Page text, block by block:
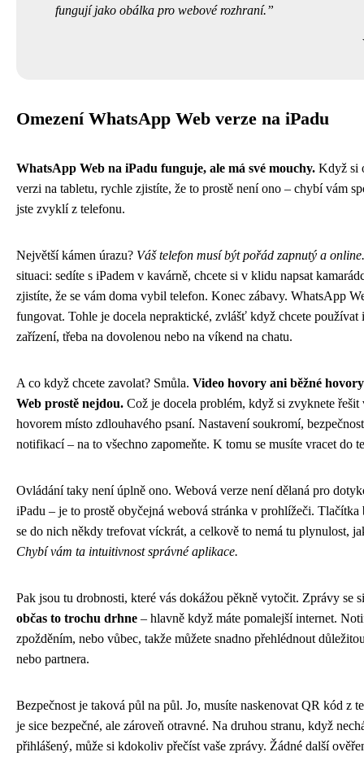
fungují jako obálka pro webové rozhraní.
Omezení WhatsApp Web verze na iPadu
WhatsApp Web na iPadu funguje, ale má své mouchy. Když si
verzi na tabletu, rychle zjistíte, že to prostě není ono – chybí vám
jste zvyklí z telefonu.
Největší kámen úrazu? Váš telefon musí být pořád zapnutý a online.
situaci: sedíte s iPadem v kavárně, chcete si v klidu napsat
zjistíte, že se vám doma vybil telefon. Konec zábavy. WhatsApp
fungovat. Tohle je docela nepraktické, zvlášť když chcete používat
zařízení, třeba na dovolenou nebo na víkend na chatu.
A co když chcete zavolat? Smůla. Video hovory ani běžné
Web prostě nejdou. Což je docela problém, když si zvyknete
hovorem místo zdlouhavého psaní. Nastavení soukromí,
notifikací – na to všechno zapomeňte. K tomu se musíte vracet do
Ovládání taky není úplně ono. Webová verze není dělaná pro
iPadu – je to prostě obyčejná webová stránka v prohlížeči. Tlačítka
se do nich někdy trefovat víckrát, a celkově to nemá tu plynulost,
Chybí vám ta intuitivnost správné aplikace.
Pak jsou tu drobnosti, které vás dokážou pěkně vytočit. Zprávy se
občas to trochu drhne – hlavně když máte pomalejší internet.
zpožděním, nebo vůbec, takže můžete snadno přehlédnout
nebo partnera.
Bezpečnost je taková půl na půl. Jo, musíte naskenovat QR kód z
je sice bezpečné, ale zároveň otravné. Na druhou stranu, když
přihlášený, může si kdokoliv přečíst vaše zprávy. Žádné další